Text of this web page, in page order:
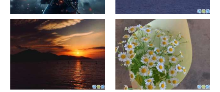
单目摄像头与双目摄像头
晚安励志语录带图片 晚安心语
励志鸡汤